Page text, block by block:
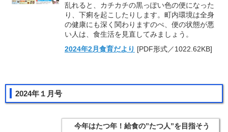
乱れると、カチカチの黒っぽい色の便になった
り、下痢を起こしたりします。町内環境は全身
の健康にも深く関わりますのぺ、便の状態が悪
い人は、食生活を見直してみましょう。
2024年2月食育だより [PDF形式／1022.62KB]
2024年１月号
今年はたつ年！給食の”たつ人”を目指そう